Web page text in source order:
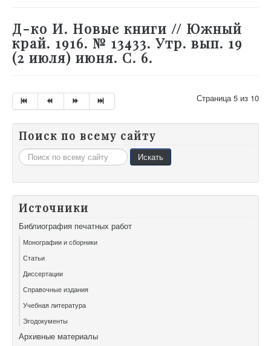
Д-ко И. Новые книги // Южный
край. 1916. № 13433. Утр. вып. 19
(2 июля) июня. С. 6.
Страница 5 из 10
Поиск по всему сайту
Искать... Искать
Источники
Библиография печатных работ
Монографии и сборники
Статьи
Диссертации
Справочные издания
Учебная литература
Эгодокументы
Архивные материалы